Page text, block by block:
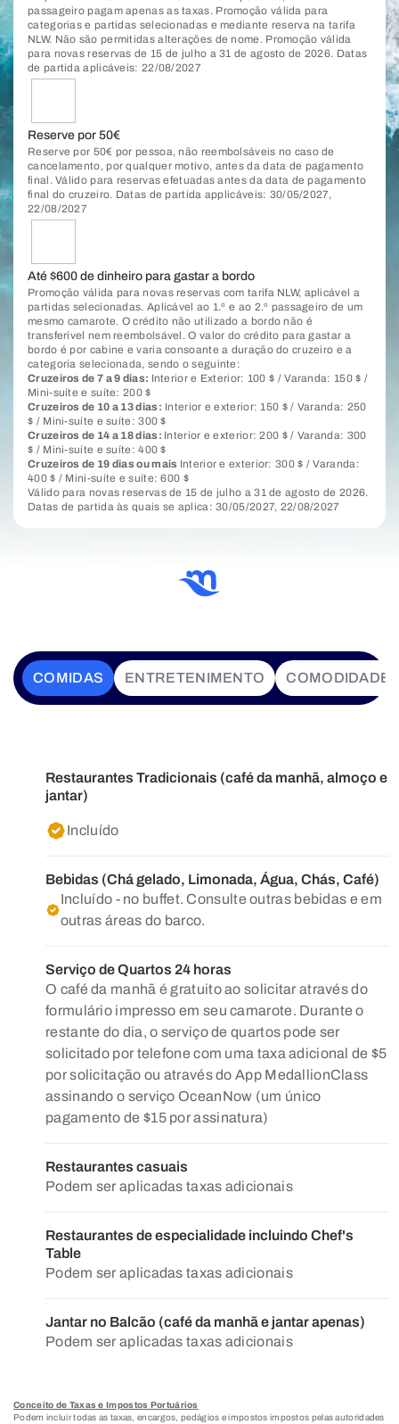
passageiro pagam apenas as taxas. Promoção válida para
categorias e partidas selecionadas e mediante reserva na tarifa
NLW. Não são permitidas alterações de nome. Promoção válida
para novas reservas de 15 de julho a 31 de agosto de 2026. Datas
de partida aplicáveis: 22/08/2027
Reserve por 50€
Reserve por 50€ por pessoa, não reembolsáveis no caso de
cancelamento, por qualquer motivo, antes da data de pagamento
final. Válido para reservas efetuadas antes da data de pagamento
final do cruzeiro. Datas de partida applicáveis: 30/05/2027,
22/08/2027
Até $600 de dinheiro para gastar a bordo
Promoção válida para novas reservas com tarifa NLW, aplicável a
partidas selecionadas. Aplicável ao 1.º e ao 2.º passageiro de um
mesmo camarote. O crédito não utilizado a bordo não é
transferível nem reembolsável. O valor do crédito para gastar a
bordo é por cabine e varia consoante a duração do cruzeiro e a
categoria selecionada, sendo o seguinte:
Cruzeiros de 7 a 9 dias: Interior e Exterior: 100 $ / Varanda: 150 $ /
Mini-suíte e suíte: 200 $
Cruzeiros de 10 a 13 dias: Interior e exterior: 150 $ / Varanda: 250
$ / Mini-suíte e suíte: 300 $
Cruzeiros de 14 a 18 dias: Interior e exterior: 200 $ / Varanda: 300
$ / Mini-suíte e suíte: 400 $
Cruzeiros de 19 dias ou mais Interior e exterior: 300 $ / Varanda:
400 $ / Mini-suíte e suíte: 600 $
Válido para novas reservas de 15 de julho a 31 de agosto de 2026.
Datas de partida às quais se aplica: 30/05/2027, 22/08/2027
COMIDAS ENTRETENIMENTO
Restaurantes Tradicionais (café da manhã, almoço e
jantar)
Incluído
Bebidas (Chá gelado, Limonada, Água, Chás, Café)
Incluído - no buffet. Consulte outras bebidas e em
outras áreas do barco.
Serviço de Quartos 24 horas
O café da manhã é gratuito ao solicitar através do
formulário impresso em seu camarote. Durante o
restante do dia, o serviço de quartos pode ser
solicitado por telefone com uma taxa adicional de $5
por solicitação ou através do App MedallionClass
assinando o serviço OceanNow (um único
pagamento de $15 por assinatura)
Restaurantes casuais
Podem ser aplicadas taxas adicionais
Restaurantes de especialidade incluindo Chef's
Table
Podem ser aplicadas taxas adicionais
Jantar no Balcão (café da manhã e jantar apenas)
Podem ser aplicadas taxas adicionais
Conceito de Taxas e Impostos Portuários
Podem incluir todas as taxas, encargos, pedágios e impostos impostos pelas autoridades